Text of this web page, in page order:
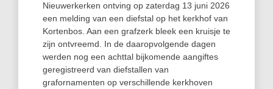
Nieuwerkerken ontving op zaterdag 13 juni 2026
een melding van een diefstal op het kerkhof van
Kortenbos. Aan een grafzerk bleek een kruisje te
zijn ontvreemd. In de daaropvolgende dagen
werden nog een achttal bijkomende aangiftes
geregistreerd van diefstallen van
grafornamenten op verschillende kerkhoven